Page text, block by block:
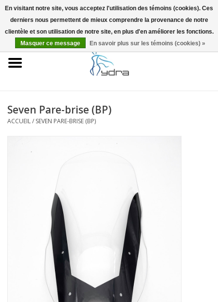
EUR
Accueil
Seven Pare-brise (BP)
ACCUEIL/ SEVEN PARE-BRISE (BP)
En visitant notre site, vous acceptez l'utilisation des témoins (cookies). Ces
derniers nous permettent de mieux comprendre la provenance de notre
clientèle et son utilisation de notre site, en plus d'en améliorer les fonctions.
Masquer ce message
En savoir plus sur les témoins (cookies) »